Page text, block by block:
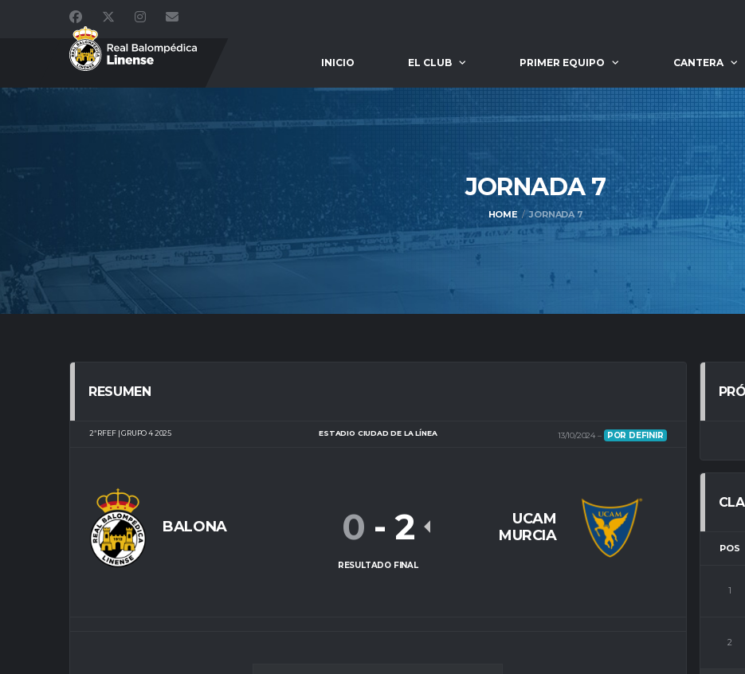
INICIO EL CLUB PRIMER EQUIPO CANTERA
JORNADA7
HOME JORNADA 7
RESUMEN
2ª RFEF | GRUPO 4 2025 ESTADIO CIUDAD DE LA LÍNEA 13/10/2024 POR DEFINIR
BALONA
UCAM
MURCIA
0 - 2
RESULTADO FINAL
POS
1
2